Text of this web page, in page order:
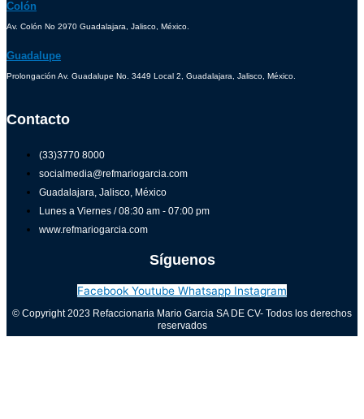
Colón
Av. Colón No 2970 Guadalajara, Jalisco, México.
Guadalupe
Prolongación Av. Guadalupe No. 3449 Local 2, Guadalajara, Jalisco, México.
Contacto
(33)3770 8000
socialmedia@refmariogarcia.com
Guadalajara, Jalisco, México
Lunes a Viernes / 08:30 am - 07:00 pm
www.refmariogarcia.com
Síguenos
Facebook Youtube Whatsapp Instagram
© Copyright 2023 Refaccionaria Mario Garcia SA DE CV- Todos los derechos
reservados